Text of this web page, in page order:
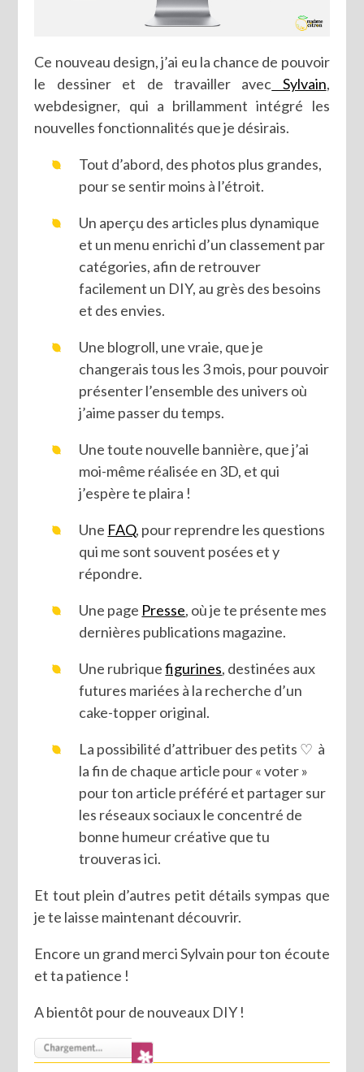
Ce nouveau design, j’ai eu la chance de pouvoir
le dessiner et de travailler avec Sylvain,
webdesigner, qui a brillamment intégré les
nouvelles fonctionnalités que je désirais.
Tout d’abord, des photos plus grandes,
pour se sentir moins à l’étroit.
Un aperçu des articles plus dynamique
et un menu enrichi d’un classement par
catégories, afin de retrouver
facilement un DIY, au grès des besoins
et des envies.
Une blogroll, une vraie, que je
changerais tous les 3 mois, pour pouvoir
présenter l’ensemble des univers où
j’aime passer du temps.
Une toute nouvelle bannière, que j’ai
moi-même réalisée en 3D, et qui
j’espère te plaira !
Une FAQ, pour reprendre les questions
qui me sont souvent posées et y
répondre.
Une page Presse, où je te présente mes
dernières publications magazine.
Une rubriquefigurines, destinées aux
futures mariées à la recherche d’un
cake-topper original.
La possibilité d’attribuer des petits ♡ à
la fin de chaque article pour « voter »
pour ton article préféré et partager sur
les réseaux sociaux le concentré de
bonne humeur créative que tu
trouveras ici.
Et tout plein d’autres petit détails sympas que
je te laisse maintenant découvrir.
Encore un grand merci Sylvain pour ton écoute
et ta patience !
A bientôt pour de nouveaux DIY !